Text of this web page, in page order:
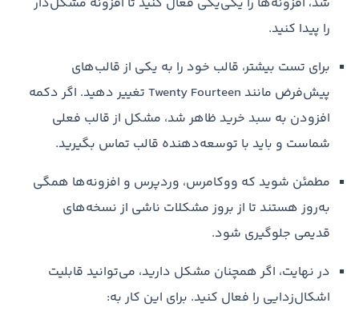
را پیدا کنید.
برای تست بیشتر، قالب خود را به یکی از قالب‌های
پیش‌فرض مانند Twenty Fourteen تغییر دهید. اگر دکمه
افزودن به سبد خرید ظاهر شد، مشکل از قالب فعلی
شماست و باید با توسعه‌دهنده قالب تماس بگیرید.
مطمئن شوید که ووکامرس، وردپرس و افزونه‌ها همگی
به‌روز هستند تا از بروز مشکلات ناشی از نسخه‌های
قدیمی جلوگیری شود.
در نهایت، اگر همچنان مشکل دارید، می‌توانید قابلیت
اشکال‌زدایی را فعال کنید. برای این کار به: